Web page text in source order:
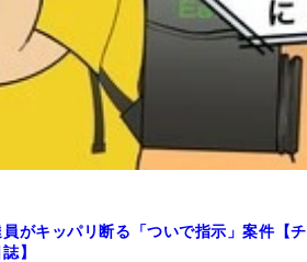
がキッパリ断る「ついで指示」案件【チ
】